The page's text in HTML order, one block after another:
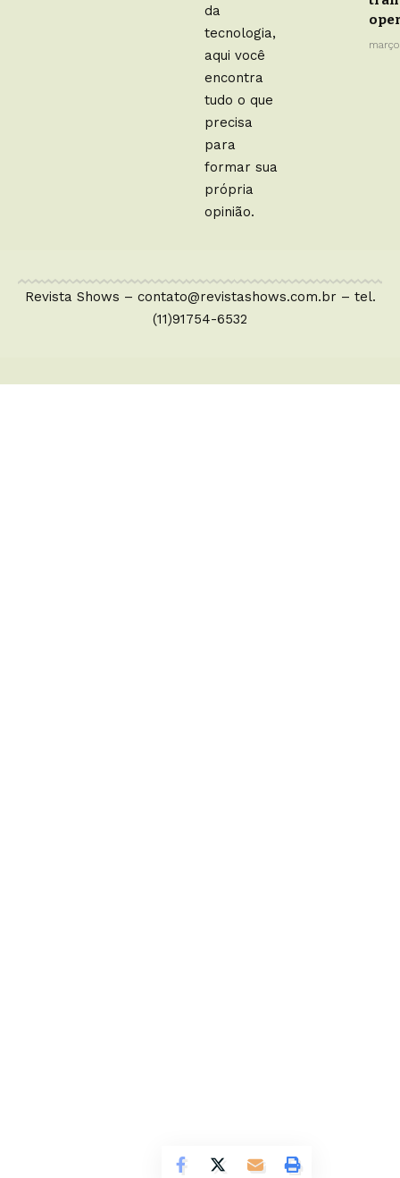
da
tecnologia,
aqui você
encontra
tudo o que
precisa
para
formar sua
própria
opinião.
Revista Shows – contato@revistashows.com.br – tel.
(11)91754-6532